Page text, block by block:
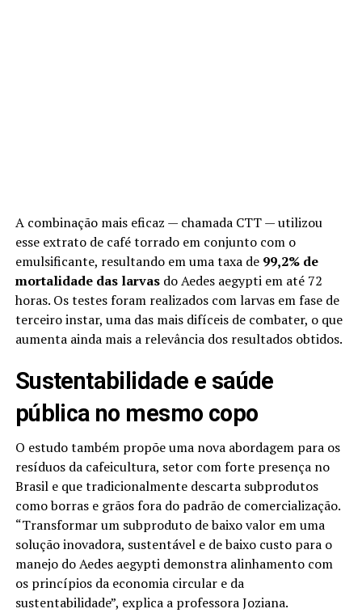
A combinação mais eficaz — chamada CTT — utilizou
esse extrato de café torrado em conjunto com o
emulsificante, resultando em uma taxa de 99,2% de
mortalidade das larvasdo Aedes aegypti em até 72
horas. Os testes foram realizados com larvas em fase de
terceiro instar, uma das mais difíceis de combater, o que
aumenta ainda mais a relevância dos resultados obtidos.
Sustentabilidade e saúde
pública no mesmo copo
O estudo também propõe uma nova abordagem para os
resíduos da cafeicultura, setor com forte presença no
Brasil e que tradicionalmente descarta subprodutos
como borras e grãos fora do padrão de comercialização.
“Transformar um subproduto de baixo valor em uma
solução inovadora, sustentável e de baixo custo para o
manejo do Aedes aegypti demonstra alinhamento com
os princípios da economia circular e da
sustentabilidade”, explica a professora Joziana.